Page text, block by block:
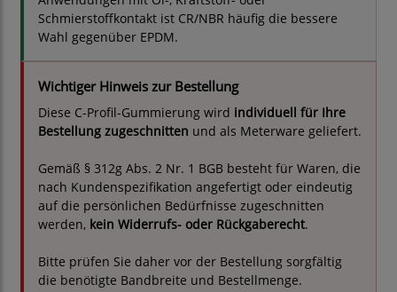
Schmierstoffkontakt ist CR/NBR häufig die bessere
Wahl gegenüber EPDM.
Wichtiger Hinweis zur Bestellung
Diese C-Profil-Gummierung wird individuell für Ihre
Bestellung zugeschnitten und als Meterware geliefert.
Gemäß § 312g Abs. 2 Nr. 1 BGB besteht für Waren, die
nach Kundenspezifikation angefertigt oder eindeutig
auf die persönlichen Bedürfnisse zugeschnitten
werden, kein Widerrufs- oder Rückgaberecht.
Bitte prüfen Sie daher vor der Bestellung sorgfältig
die benötigte Bandbreite und Bestellmenge.